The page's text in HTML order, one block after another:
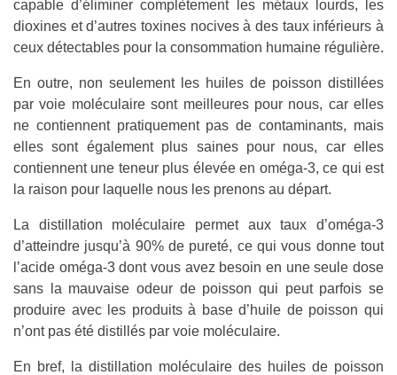
capable d’éliminer complètement les métaux lourds, les
dioxines et d’autres toxines nocives à des taux inférieurs à
ceux détectables pour la consommation humaine régulière.
En outre, non seulement les huiles de poisson distillées
par voie moléculaire sont meilleures pour nous, car elles
ne contiennent pratiquement pas de contaminants, mais
elles sont également plus saines pour nous, car elles
contiennent une teneur plus élevée en oméga-3, ce qui est
la raison pour laquelle nous les prenons au départ.
La distillation moléculaire permet aux taux d’oméga-3
d’atteindre jusqu’à 90% de pureté, ce qui vous donne tout
l’acide oméga-3 dont vous avez besoin en une seule dose
sans la mauvaise odeur de poisson qui peut parfois se
produire avec les produits à base d’huile de poisson qui
n’ont pas été distillés par voie moléculaire.
En bref, la distillation moléculaire des huiles de poisson